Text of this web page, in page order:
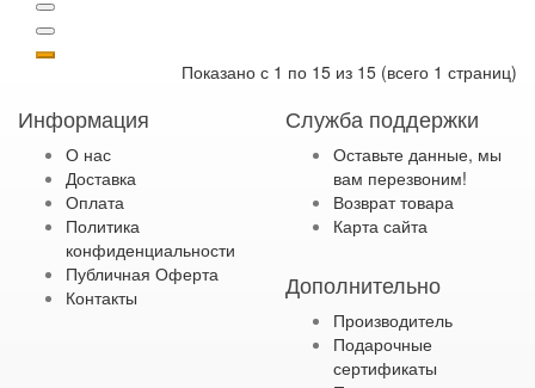
Показано с 1 по 15 из 15 (всего 1 страниц)
Информация
О нас
Доставка
Оплата
Политика
конфиденциальности
Публичная Оферта
Контакты
Служба поддержки
Оставьте данные, мы
вам перезвоним!
Возврат товара
Карта сайта
Дополнительно
Производитель
Подарочные
сертификаты